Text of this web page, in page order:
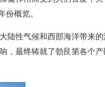
份概览。
陆性气候和西部海洋带来
，最终铸就了勃艮第各个